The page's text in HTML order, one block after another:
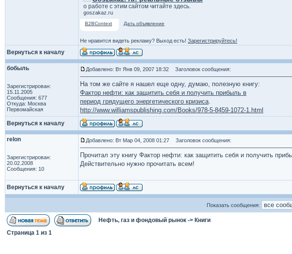
о работе с этим сайтом читайте здесь.
goszakaz.ru
B2BContext Дать объявление
Не нравится видеть рекламу? Выход есть! Зарегистрируйтесь!
Вернуться к началу
бобыль
Зарегистрирован:
15.11.2005
Сообщения: 677
Откуда: Москва
Первомайская
Добавлено: Вт Янв 09, 2007 18:32 Заголовок сообщения:
На том же сайте я нашел еще одну, думаю, полезную книгу:
Фактор нефти: как защитить себя и получить прибыль в
период грядущего энергетического кризиса.
http://www.williamspublishing.com/Books/978-5-8459-1072-1.html
Вернуться к началу
relon
Зарегистрирован:
20.02.2008
Сообщения: 10
Добавлено: Вт Мар 04, 2008 01:27 Заголовок сообщения:
Прочитал эту книгу Фактор нефти: как защитить себя и получить
Действительно нужно прочитать всем!
Вернуться к началу
Показать сообщения:
Нефть, газ и фондовый рынок -> Книги
Страница 1 из 1